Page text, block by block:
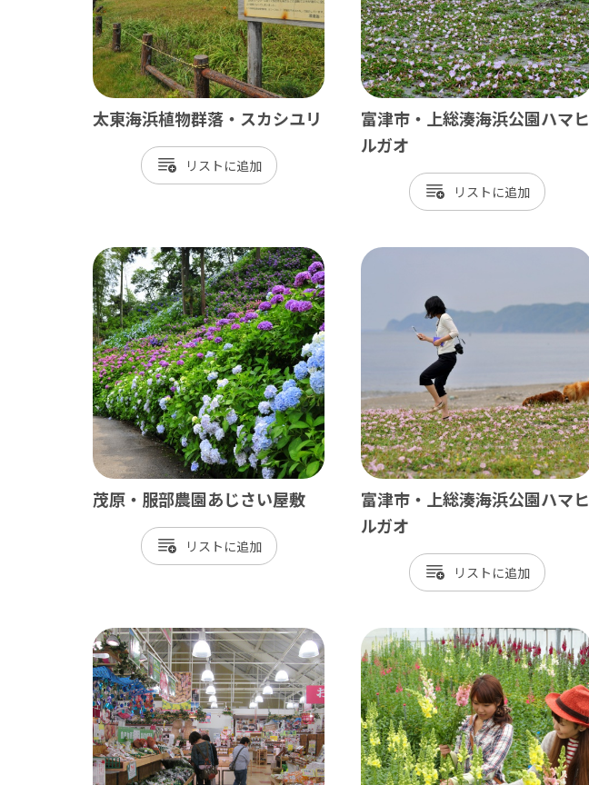
市川市
船橋市
習志野市
八千代市
浦安市
野田市
柏市
流山市
我孫子市
鎌ケ谷市
南房総
館山市
鴨川市
南房総市
いすみ市
大多喜町
御宿町
かずさ・臨海
木更津市
君津市
富津市
袖ケ浦市
市原市
太東海浜植物群落・スカシユリ
リスト
富津市・上総湊海浜公園ハマヒ
ルガオ
リスト
茂原・服部農園あじさい屋敷
リスト
富津市・上総湊海浜公園ハマヒ
ルガオ
リスト